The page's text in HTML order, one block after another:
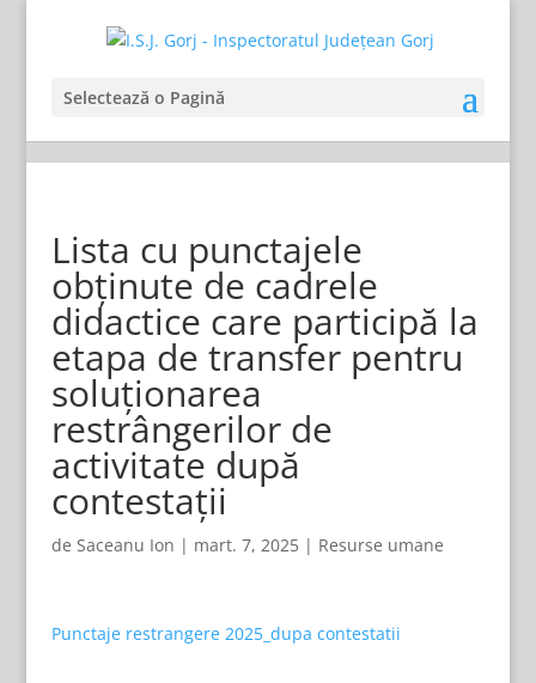
Selectează o Pagină
Lista cu punctajele
obținute de cadrele
didactice care participă la
etapa de transfer pentru
soluționarea
restrângerilor de
activitate după
contestații
de Saceanu Ion | mart. 7, 2025| Resurse umane
Punctaje restrangere 2025_dupa contestatii